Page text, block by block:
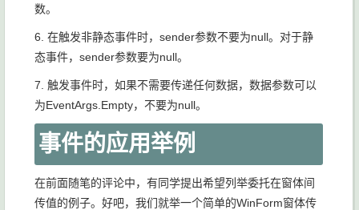
数。
6. 在触发非静态事件时，sender参数不要为null。对于静
态事件，sender参数要为null。
7. 触发事件时，如果不需要传递任何数据，数据参数可以
为EventArgs.Empty，不要为null。
事件的应用举例
在前面随笔的评论中，有同学提出希望列举委托在窗体间
传值的例子。好吧，我们就举一个简单的WinForm窗体传